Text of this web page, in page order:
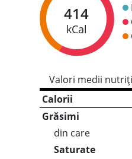
414
kCal
Valori medii
Calorii
Grăsimi
din care
Saturate